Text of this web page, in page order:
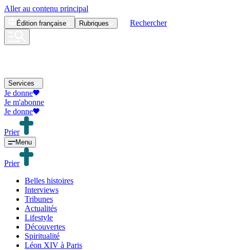
Aller au contenu principal
Édition française Rubriques Rechercher
Services
Je donne
Je m'abonne
Je donne
Prier
Menu
Prier
Belles histoires
Interviews
Tribunes
Actualités
Lifestyle
Découvertes
Spiritualité
Léon XIV à Paris